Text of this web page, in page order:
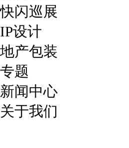
快闪巡展
IP设计
地产包装
专题
新闻中心
关于我们